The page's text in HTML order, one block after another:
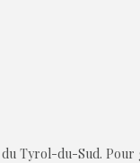
Tyrol-du-Sud.